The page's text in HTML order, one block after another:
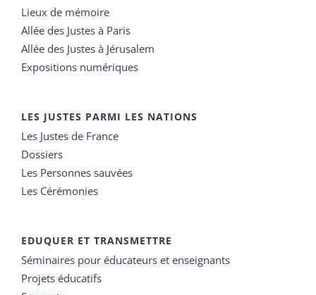
Lieux de mémoire
Allée des Justes à Paris
Allée des Justes à Jérusalem
Expositions numériques
LES JUSTES PARMI LES NATIONS
Les Justes de France
Dossiers
Les Personnes sauvées
Les Cérémonies
EDUQUER ET TRANSMETTRE
Séminaires pour éducateurs et enseignants
Projets éducatifs